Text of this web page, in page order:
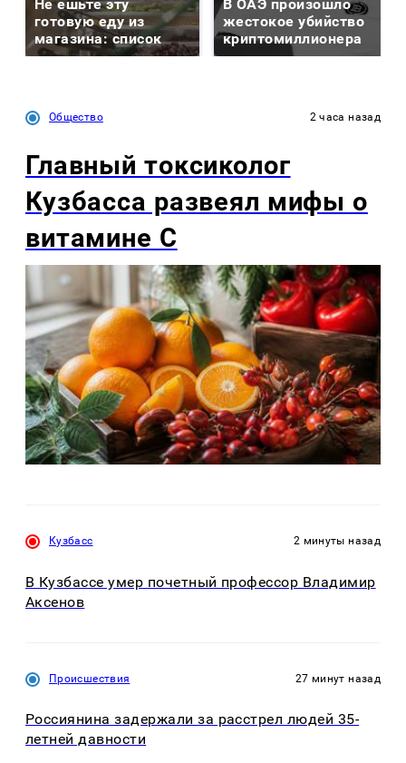
Не ешьте эту
готовую еду из
магазина: список
В ОАЭ произошло
жестокое убийство
криптомиллионера
Общество 2 часа назад
Главный токсиколог
Кузбасса развеял мифы о
витамине С
Кузбасс 2 минуты назад
В Кузбассе умер почетный профессор Владимир
Аксенов
Происшествия 27 минут назад
Россиянина задержали за расстрел людей 35-
летней давности